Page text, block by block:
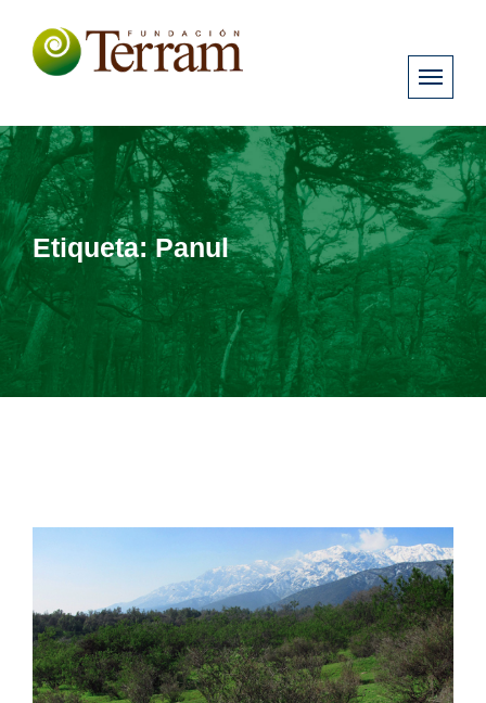
Etiqueta:Panul